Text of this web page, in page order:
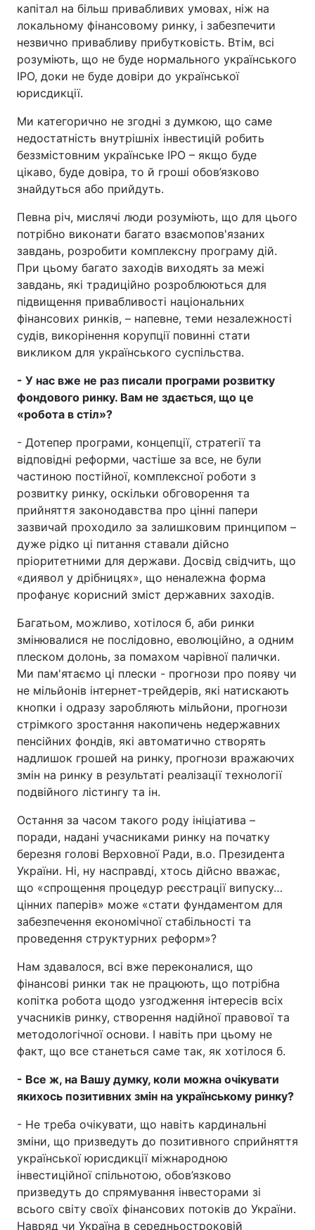
капітал на більш привабливих умовах, ніж на
локальному фінансовому ринку, і забезпечити
незвично привабливу прибутковість. Втім, всі
розуміють, що не буде нормального українського
IPO, доки не буде довіри до української
юрисдикції.
Ми категорично не згодні з думкою, що саме
недостатність внутрішніх інвестицій робить
беззмістовним українське IPO – якщо буде
цікаво, буде довіра, то й гроші обов’язково
знайдуться або прийдуть.
Певна річ, мислячі люди розуміють, що для цього
потрібно виконати багато взаємопов'язаних
завдань, розробити комплексну програму дій.
При цьому багато заходів виходять за межі
завдань, які традиційно розроблюються для
підвищення привабливості національних
фінансових ринків, – напевне, теми незалежності
судів, викорінення корупції повинні стати
викликом для українського суспільства.
- У нас вже не раз писали програми розвитку
фондового ринку. Вам не здається, що це
«робота в стіл»?
- Дотепер програми, концепції, стратегії та
відповідні реформи, частіше за все, не були
частиною постійної, комплексної роботи з
розвитку ринку, оскільки обговорення та
прийняття законодавства про цінні папери
зазвичай проходило за залишковим принципом –
дуже рідко ці питання ставали дійсно
пріоритетними для держави. Досвід свідчить, що
«диявол у дрібницях», що неналежна форма
профанує корисний зміст державних заходів.
Багатьом, можливо, хотілося б, аби ринки
змінювалися не послідовно, еволюційно, а одним
плеском долонь, за помахом чарівної палички.
Ми пам'ятаємо ці плески - прогнози про появу чи
не мільйонів інтернет-трейдерів, які натискають
кнопки і одразу заробляють мільйони, прогнози
стрімкого зростання накопичень недержавних
пенсійних фондів, які автоматично створять
надлишок грошей на ринку, прогнози вражаючих
змін на ринку в результаті реалізації технології
подвійного лістингу та ін.
Остання за часом такого роду ініціатива –
поради, надані учасниками ринку на початку
березня голові Верховної Ради, в.о. Президента
України. Ні, ну насправді, хтось дійсно вважає,
що «спрощення процедур реєстрації випуску…
цінних паперів» може «стати фундаментом для
забезпечення економічної стабільності та
проведення структурних реформ»?
Нам здавалося, всі вже переконалися, що
фінансові ринки так не працюють, що потрібна
копітка робота щодо узгодження інтересів всіх
учасників ринку, створення надійної правової та
методологічної основи. І навіть при цьому не
факт, що все станеться саме так, як хотілося б.
- Все ж, на Вашу думку, коли можна очікувати
якихось позитивних змін на українському ринку?
- Не треба очікувати, що навіть кардинальні
зміни, що призведуть до позитивного сприйняття
української юрисдикції міжнародною
інвестиційної спільнотою, обов’язково
призведуть до спрямування інвесторами зі
всього світу своїх фінансових потоків до України.
Навряд чи Україна в середньостроковій